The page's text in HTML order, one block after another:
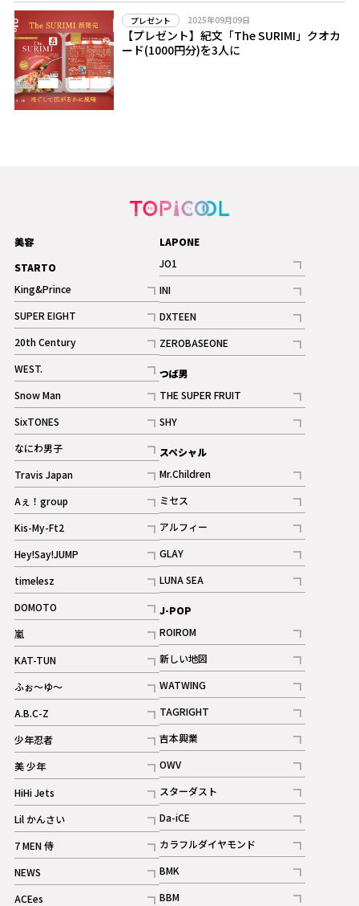
プレゼント 2025年09月09日
【プレゼント】紀文「The SURIMI」クオカ
ード(1000円分)を3人に
美容
STARTO
King&Prince
記事
SUPER EIGHT
記事
20th Century
記事
WEST.
記事
Snow Man
記事
ギャラリー
SixTONES
記事
ギャラリー
なにわ男子
記事
Travis Japan
記事
Aぇ！group
記事
Kis-My-Ft2
記事
ギャラリー
Hey!Say!JUMP
記事
timelesz
記事
DOMOTO
記事
嵐
記事
KAT-TUN
記事
ふぉ～ゆ～
記事
A.B.C-Z
記事
ギャラリー
少年忍者
記事
美 少年
記事
HiHi Jets
記事
Lil かんさい
記事
7 MEN 侍
記事
NEWS
記事
ACEes
LAPONE
JO1
記事
INI
記事
ギャラリー
DXTEEN
記事
ギャラリー
ZEROBASEONE
記事
つば男
THE SUPER FRUIT
記事
SHY
記事
スペシャル
Mr.Children
記事
ミセス
記事
アルフィー
記事
GLAY
記事
LUNA SEA
記事
J-POP
ROIROM
記事
新しい地図
記事
WATWING
記事
TAGRIGHT
記事
吉本興業
記事
OWV
記事
ギャラリー
スターダスト
記事
Da-iCE
記事
カラフルダイヤモンド
記事
BMK
記事
BBM